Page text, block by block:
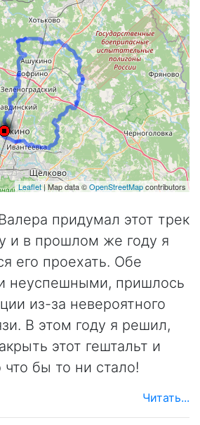
Leaflet| Map data ©OpenStreetMapcontributors
придумал этот трек
и в прошлом же году я
его проехать. Обе
неуспешными, пришлось
из-за невероятного
В этом году я решил,
этот гештальт и
что бы то ни стало!
Читать...